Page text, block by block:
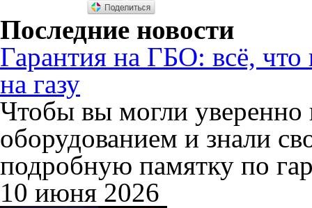
Последние новости
Гарантия на ГБО: всё, что
на газу
Чтобы вы могли уверенно
оборудованием и знали
подробную памятку по
10 июня 2026